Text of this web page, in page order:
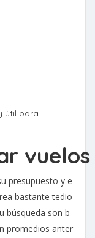
útil para
presupuesto y e
bastante tedio
búsqueda son b
promedios anter